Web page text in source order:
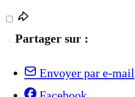
Partager sur :
Envoyer par e-mail